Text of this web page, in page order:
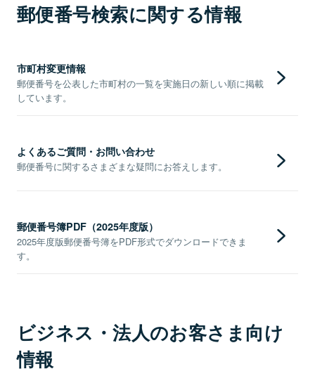
郵便番号検索に関する情報
市町村変更情報
郵便番号を公表した市町村の一覧を実施日の新しい順に掲載
しています。
よくあるご質問・お問い合わせ
郵便番号に関するさまざまな疑問にお答えします。
郵便番号簿PDF（2025年度版）
2025年度版郵便番号簿をPDF形式でダウンロードできま
す。
ビジネス・法人のお客さま向け
情報